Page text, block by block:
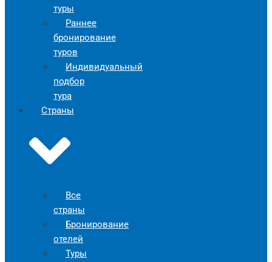
туры
Раннее
бронирование
туров
Индивидуальный
подбор
тура
Страны
Все
страны
Бронирование
отелей
Туры